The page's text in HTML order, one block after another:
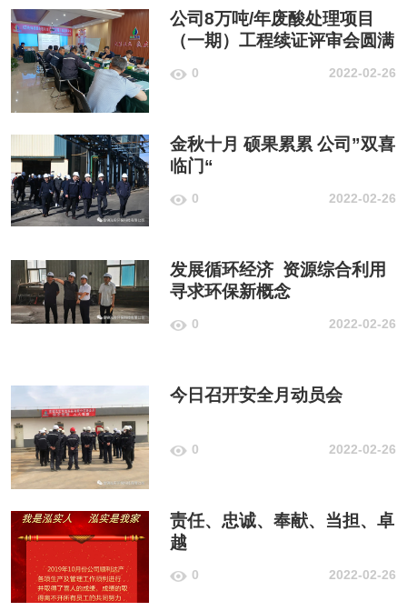
公司8万吨/年废酸处理项目
（一期）工程续证评审会圆满
0 2022-02-26
金秋十月 硕果累累 公司”双喜
临门“
0 2022-02-26
发展循环经济 资源综合利用
寻求环保新概念
0 2022-02-26
今日召开安全月动员会
0 2022-02-26
责任、忠诚、奉献、当担、卓
越
0 2022-02-26